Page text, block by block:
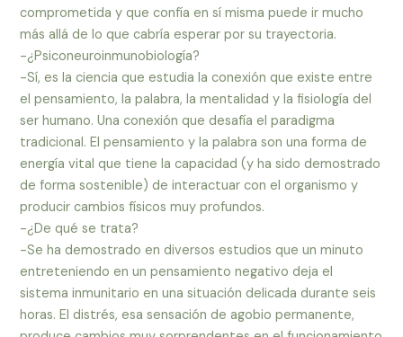
comprometida y que confía en sí misma puede ir mucho
más allá de lo que cabría esperar por su trayectoria.
-¿Psiconeuroinmunobiología?
-Sí, es la ciencia que estudia la conexión que existe entre
el pensamiento, la palabra, la mentalidad y la fisiología del
ser humano. Una conexión que desafía el paradigma
tradicional. El pensamiento y la palabra son una forma de
energía vital que tiene la capacidad (y ha sido demostrado
de forma sostenible) de interactuar con el organismo y
producir cambios físicos muy profundos.
-¿De qué se trata?
-Se ha demostrado en diversos estudios que un minuto
entreteniendo en un pensamiento negativo deja el
sistema inmunitario en una situación delicada durante seis
horas. El distrés, esa sensación de agobio permanente,